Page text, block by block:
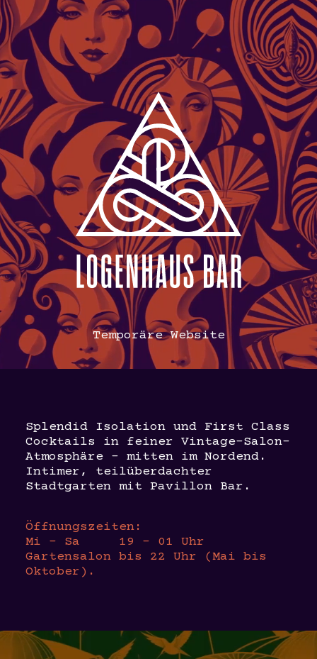
Temporäre Website
Splendid Isolation und First Class
Cocktails in feiner Vintage-Salon-
Atmosphäre – mitten im Nordend.
Intimer, teilüberdachter
Stadtgarten mit Pavillon Bar.
Öffnungszeiten:
Mi – Sa 19 – 01 Uhr
Gartensalon bis 22 Uhr (Mai bis
Oktober).